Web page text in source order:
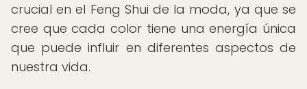
crucial en el Feng Shui de la moda, ya que se
cree que cada color tiene una energía única
que puede influir en diferentes aspectos de
nuestra vida.